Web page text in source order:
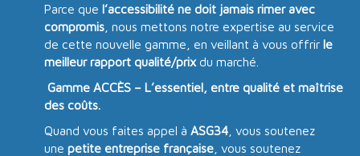
Parce que l’accessibilité ne doit jamais rimer avec
compromis , nous mettons notre expertise au service
de cette nouvelle gamme, en veillant à vous offrir le
meilleur rapport qualité/prixdu marché.
Gamme ACCÈS – L’essentiel, entre qualité et maîtrise
des coûts.
Quand vous faites appel à ASG34 , vous soutenez
une petite entreprise française , vous soutenez